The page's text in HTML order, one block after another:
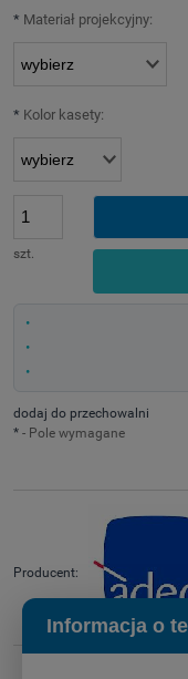
* Materiał projekcyjny:
* Kolor kasety:
szt.
dodaj do przechowalni
* - Pole wymagane
Producent:
Informacja o